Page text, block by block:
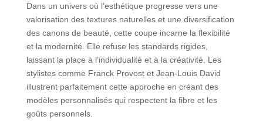
Dans un univers où l’esthétique progresse vers une
valorisation des textures naturelles et une diversification
des canons de beauté, cette coupe incarne la flexibilité
et la modernité. Elle refuse les standards rigides,
laissant la place à l’individualité et à la créativité. Les
stylistes comme Franck Provost et Jean-Louis David
illustrent parfaitement cette approche en créant des
modèles personnalisés qui respectent la fibre et les
goûts personnels.